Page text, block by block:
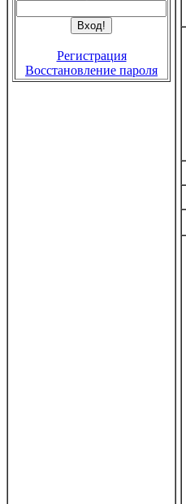
Регистрация
Восстановление пароля